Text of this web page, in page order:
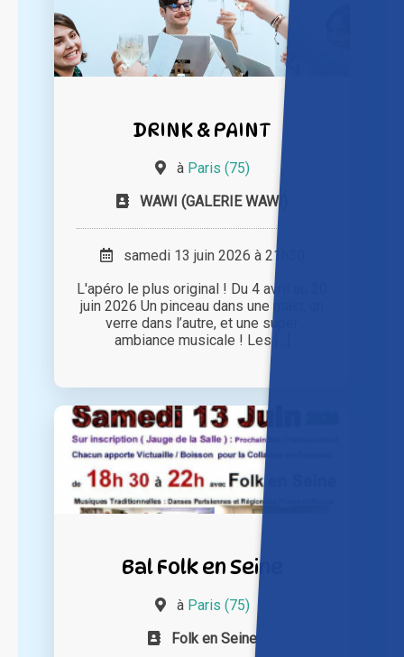
DRINK & PAINT
à Paris (75)
WAWI (GALERIE WAWI)
samedi 13 juin 2026 à 21h30
L'apéro le plus original ! Du 4 avril au 20
juin 2026 Un pinceau dans une main, un
verre dans l’autre, et une super
ambiance musicale ! Les [...]
Bal Folk en Seine
à Paris (75)
Folk en Seine